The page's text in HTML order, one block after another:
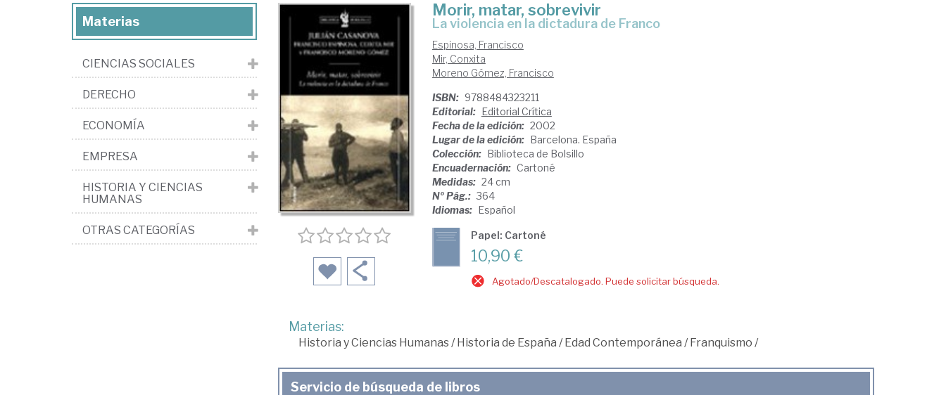
Morir, matar, sobrevivir
la violencia en la dictadura de Franco
Espinosa, Francisco
Mir, Conxita
Moreno Gómez, Francisco
ISBN: 9788484323211
Editorial: Editorial Crítica
Fecha de la edición: 2002
Lugar de la edición: Barcelona. España
Colección: Biblioteca de Bolsillo
Encuadernación: Cartoné
Medidas: 24 cm
Nº Pág.: 364
Idiomas: Español
Papel: Cartoné
10,90 €
Agotado/Descatalogado. Puede solicitar búsqueda.
Materias:
Historia y Ciencias Humanas/Historia de España /Edad Contemporánea /Franquismo /
Servicio de búsqueda de libros
Materias
CIENCIAS SOCIALES
DERECHO
ECONOMÍA
EMPRESA
HISTORIA Y CIENCIAS
HUMANAS
OTRAS CATEGORÍAS